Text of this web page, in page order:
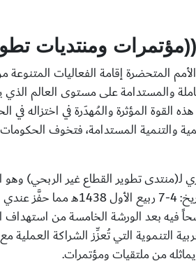
((مؤتمرات ومنتديات
المتحضرة إقامة الفعاليات المتنوعة
والمستدامة على مستوى العالم الذي
القوة المؤثرة والمُهدَرة في اختزاله في
والتنمية المستدامة، فتخوف
تطوير القطاع غير الربحي)
بالرياض بتاريخ: 4-7
فيه بعد الورشة الخامسة من استهداف
التنموية التي تُعزِّز الشراكة
يماثله من ملتقيات ومؤتمرات.